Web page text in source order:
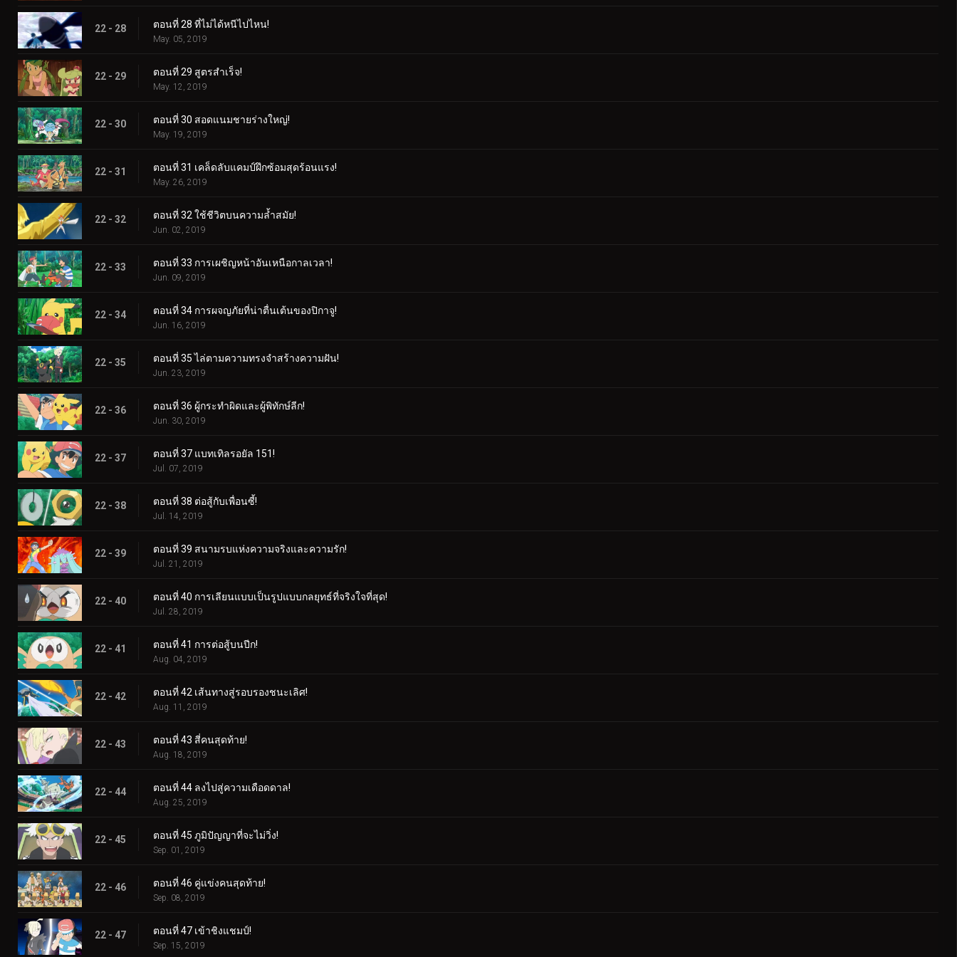
22 - 28 ตอนที่ 28 ที่ไม่ได้หนีไปไหน!
May. 05, 2019
22 - 29 ตอนที่ 29 สูตรสำเร็จ!
May. 12, 2019
22 - 30 ตอนที่ 30 สอดแนมชายร่างใหญ่!
May. 19, 2019
22 - 31 ตอนที่ 31 เคล็ดลับแคมป์ฝึกซ้อมสุดร้อนแรง!
May. 26, 2019
22 - 32 ตอนที่ 32 ใช้ชีวิตบนความล้ำสมัย!
Jun. 02, 2019
22 - 33 ตอนที่ 33 การเผชิญหน้าอันเหนือกาลเวลา!
Jun. 09, 2019
22 - 34 ตอนที่ 34 การผจญภัยที่น่าตื่นเต้นของปิกาจู!
Jun. 16, 2019
22 - 35 ตอนที่ 35 ไล่ตามความทรงจำสร้างความฝัน!
Jun. 23, 2019
22 - 36 ตอนที่ 36 ผู้กระทำผิดและผู้พิทักษ์ลีก!
Jun. 30, 2019
22 - 37 ตอนที่ 37 แบทเทิลรอยัล 151!
Jul. 07, 2019
22 - 38 ตอนที่ 38 ต่อสู้กับเพื่อนซี้!
Jul. 14, 2019
22 - 39 ตอนที่ 39 สนามรบแห่งความจริงและความรัก!
Jul. 21, 2019
22 - 40 ตอนที่ 40 การเลียนแบบเป็นรูปแบบกลยุทธ์ที่จริงใจที่สุด!
Jul. 28, 2019
22 - 41 ตอนที่ 41 การต่อสู้บนปีก!
Aug. 04, 2019
22 - 42 ตอนที่ 42 เส้นทางสู่รอบรองชนะเลิศ!
Aug. 11, 2019
22 - 43 ตอนที่ 43 สี่คนสุดท้าย!
Aug. 18, 2019
22 - 44 ตอนที่ 44 ลงไปสู่ความเดือดดาล!
Aug. 25, 2019
22 - 45 ตอนที่ 45 ภูมิปัญญาที่จะไม่วิ่ง!
Sep. 01, 2019
22 - 46 ตอนที่ 46 คู่แข่งคนสุดท้าย!
Sep. 08, 2019
22 - 47 ตอนที่ 47 เข้าชิงแชมป์!
Sep. 15, 2019